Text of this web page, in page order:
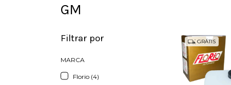
GM
Filtrar por
MARCA
Florio (4)
GRÁTIS